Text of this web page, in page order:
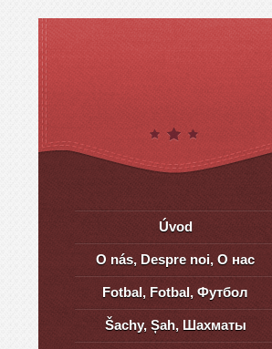
Úvod
O nás, Despre noi, О нас
Fotbal, Fotbal, Футбол
Šachy, Șah, Шахматы